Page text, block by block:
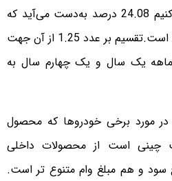
که اگر آن را بر 1.25 تقسیم کنیم 24.08 درصد به‌دست می‌آید که
نرخ موثر سالانه این تسهیلات است.تقسیم بر عدد 1.25 از آن جهت
صورت می‌گیرد که دوره 15 ماهه یک سال و یک چهارم سال به
مورد برخی خودرو‌ها که محصول
است از محصولات داخلی
سود و هم مبلغ وام متنوع تر است.